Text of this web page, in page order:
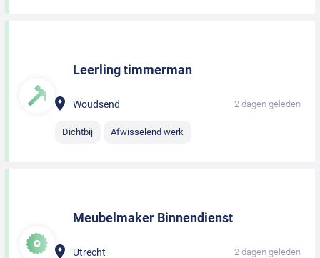
Leerling timmerman
Woudsend 2 dagen geleden
Dichtbij Afwisselend werk
Meubelmaker Binnendienst
Utrecht 2 dagen geleden